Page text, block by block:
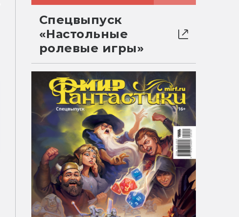
Спецвыпуск
«Настольные
ролевые игры»